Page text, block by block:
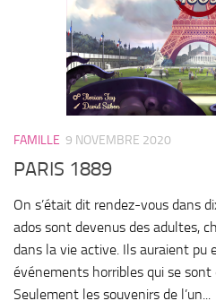
FAMILLE 9 NOVEMBRE 2020
PARIS 1889
On s’était dit rendez-vous dans
ados sont devenus des adultes,
dans la vie active. Ils auraient pu
événements horribles qui se sont
Seulement les souvenirs de l’un...